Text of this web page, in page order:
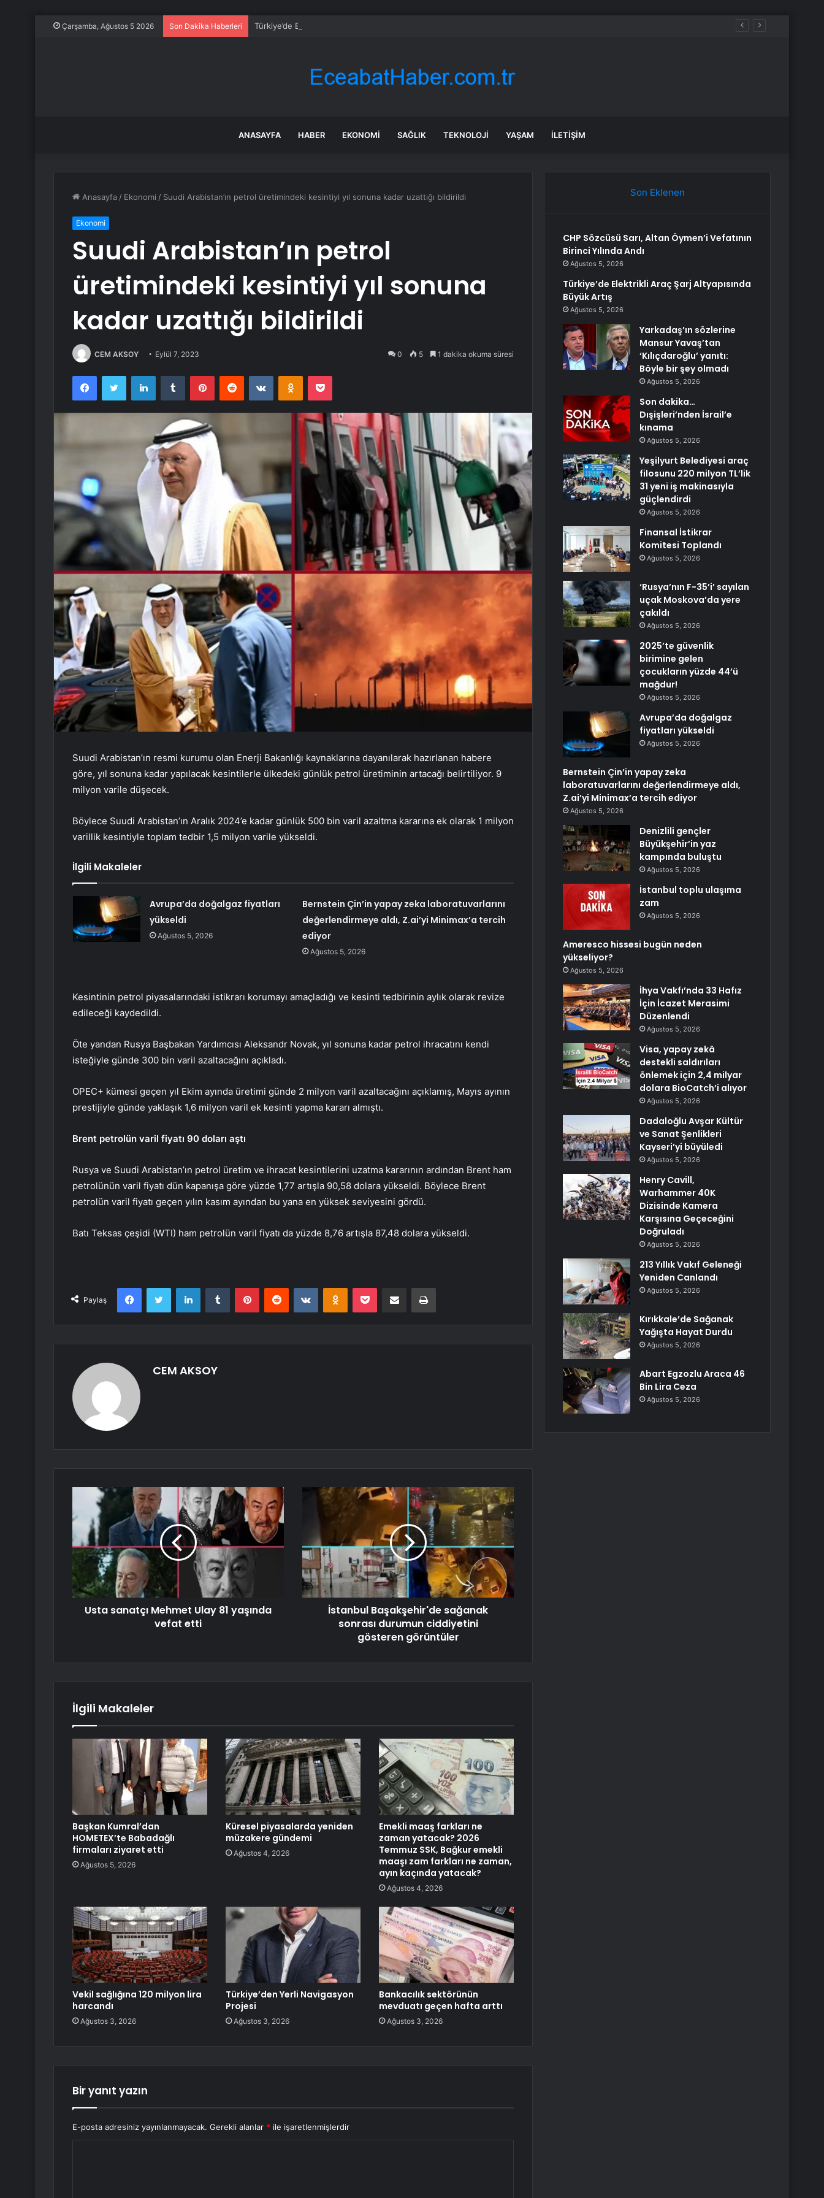
Çarşamba, Ağustos 5 2026 Son Dakika Haberleri Türkiye’de Elektrikli Araç Şarj Altyapısında Büyük Artış
ANASAYFA HABER EKONOMI SAĞLIK TEKNOLOJI YAŞAM İLETIŞIM
Anasayfa / Ekonomi / Suudi Arabistan’ın petrol üretimindeki kesintiyi yıl sonuna kadar uzattığı bildirildi
Ekonomi
Suudi Arabistan’ın petrol
üretimindeki kesintiyi yıl sonuna
kadar uzattığı bildirildi
CEM AKSOY Eylül 7, 2023 0 5 1 dakika okuma süresi
FacebookTwitter LinkedInTumblr PinterestReddit VKontakteOdnoklassniki
Pocket
Suudi Arabistan’ın resmi kurumu olan Enerji Bakanlığı kaynaklarına dayanılarak hazırlanan habere
göre, yıl sonuna kadar yapılacak kesintilerle ülkedeki günlük petrol üretiminin artacağı belirtiliyor. 9
milyon varile düşecek.
Böylece Suudi Arabistan’ın Aralık 2024’e kadar günlük 500 bin varil azaltma kararına ek olarak 1 milyon
varillik kesintiyle toplam tedbir 1,5 milyon varile yükseldi.
İlgili Makaleler
Avrupa’da doğalgaz fiyatları
yükseldi
Ağustos 5, 2026
Bernstein Çin’in yapay zeka laboratuvarlarını
değerlendirmeye aldı, Z.ai’yi Minimax’a tercih
ediyor
Ağustos 5, 2026
Kesintinin petrol piyasalarındaki istikrarı korumayı amaçladığı ve kesinti tedbirinin aylık olarak revize
edileceği kaydedildi.
Öte yandan Rusya Başbakan Yardımcısı Aleksandr Novak, yıl sonuna kadar petrol ihracatını kendi
isteğiyle günde 300 bin varil azaltacağını açıkladı.
OPEC+ kümesi geçen yıl Ekim ayında üretimi günde 2 milyon varil azaltacağını açıklamış, Mayıs ayının
prestijiyle günde yaklaşık 1,6 milyon varil ek kesinti yapma kararı almıştı.
Brent petrolün varil fiyatı 90 doları aştı
Rusya ve Suudi Arabistan’ın petrol üretim ve ihracat kesintilerini uzatma kararının ardından Brent ham
petrolünün varil fiyatı dün kapanışa göre yüzde 1,77 artışla 90,58 dolara yükseldi. Böylece Brent
petrolün varil fiyatı geçen yılın kasım ayından bu yana en yüksek seviyesini gördü.
Batı Teksas çeşidi (WTI) ham petrolün varil fiyatı da yüzde 8,76 artışla 87,48 dolara yükseldi.
Paylaş
FacebookTwitter LinkedInTumblr PinterestReddit VKontakteOdnoklassniki
Pocket E-Posta ile paylaş Yazdır
CEM AKSOY
Usta sanatçı Mehmet Ulay 81 yaşında
vefat etti
İstanbul Başakşehir'de sağanak
sonrası durumun ciddiyetini
gösteren görüntüler
İlgili Makaleler
Başkan Kumral’dan
HOMETEX’te Babadağlı
firmaları ziyaret etti
Ağustos 5, 2026
Küresel piyasalarda yeniden
müzakere gündemi
Ağustos 4, 2026
Emekli maaş farkları ne
zaman yatacak? 2026
Temmuz SSK, Bağkur emekli
maaşı zam farkları ne zaman,
ayın kaçında yatacak?
Ağustos 4, 2026
Vekil sağlığına 120 milyon lira
harcandı
Ağustos 3, 2026
Türkiye’den Yerli Navigasyon
Projesi
Ağustos 3, 2026
Bankacılık sektörünün
mevduatı geçen hafta arttı
Ağustos 3, 2026
Bir yanıt yazın
E-posta adresiniz yayınlanmayacak. Gerekli alanlar * ile işaretlenmişlerdir
Son Eklenen
CHP Sözcüsü Sarı, Altan Öymen’i Vefatının
Birinci Yılında Andı
Ağustos 5, 2026
Türkiye’de Elektrikli Araç Şarj Altyapısında
Büyük Artış
Ağustos 5, 2026
Yarkadaş’ın sözlerine
Mansur Yavaş’tan
‘Kılıçdaroğlu’ yanıtı:
Böyle bir şey olmadı
Ağustos 5, 2026
Son dakika…
Dışişleri’nden İsrail’e
kınama
Ağustos 5, 2026
Yeşilyurt Belediyesi araç
filosunu 220 milyon TL’lik
31 yeni iş makinasıyla
güçlendirdi
Ağustos 5, 2026
Finansal İstikrar
Komitesi Toplandı
Ağustos 5, 2026
‘Rusya’nın F-35’i’ sayılan
uçak Moskova’da yere
çakıldı
Ağustos 5, 2026
2025’te güvenlik
birimine gelen
çocukların yüzde 44’ü
mağdur!
Ağustos 5, 2026
Avrupa’da doğalgaz
fiyatları yükseldi
Ağustos 5, 2026
Bernstein Çin’in yapay zeka
laboratuvarlarını değerlendirmeye aldı,
Z.ai’yi Minimax’a tercih ediyor
Ağustos 5, 2026
Denizlili gençler
Büyükşehir’in yaz
kampında buluştu
Ağustos 5, 2026
İstanbul toplu ulaşıma
zam
Ağustos 5, 2026
Ameresco hissesi bugün neden
yükseliyor?
Ağustos 5, 2026
İhya Vakfı’nda 33 Hafız
İçin İcazet Merasimi
Düzenlendi
Ağustos 5, 2026
Visa, yapay zekâ
destekli saldırıları
önlemek için 2,4 milyar
dolara BioCatch’i alıyor
Ağustos 5, 2026
Dadaloğlu Avşar Kültür
ve Sanat Şenlikleri
Kayseri’yi büyüledi
Ağustos 5, 2026
Henry Cavill,
Warhammer 40K
Dizisinde Kamera
Karşısına Geçeceğini
Doğruladı
Ağustos 5, 2026
213 Yıllık Vakıf Geleneği
Yeniden Canlandı
Ağustos 5, 2026
Kırıkkale’de Sağanak
Yağışta Hayat Durdu
Ağustos 5, 2026
Abart Egzozlu Araca 46
Bin Lira Ceza
Ağustos 5, 2026